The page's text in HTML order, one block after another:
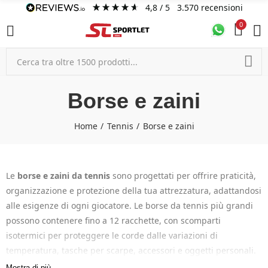
4,8/ 5 3.570 recensioni
0
Borse e zaini
Home Tennis Borse e zaini
Le borse e zaini da tennis sono progettati per offrire praticità,
organizzazione e protezione della tua attrezzatura, adattandosi
alle esigenze di ogni giocatore. Le borse da tennis più grandi
possono contenere fino a 12 racchette, con scomparti
isotermici per proteggere le corde dalle variazioni di
temperatura, tasche per scarpe, accessori e oggetti personali.
Gli zaini da tennis sono compatti, perfetti per un paio di